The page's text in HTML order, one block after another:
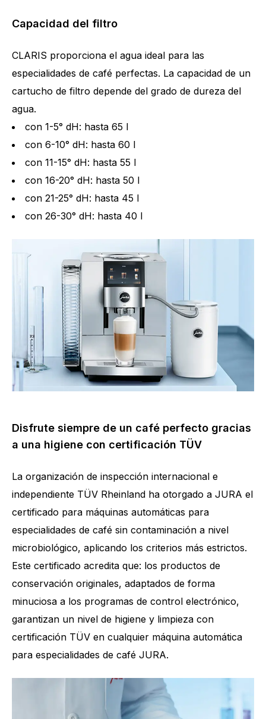
Capacidad del filtro
CLARIS proporciona el agua ideal para las
especialidades de café perfectas. La capacidad de un
cartucho de filtro depende del grado de dureza del
agua.
con 1-5° dH: hasta 65 l
con 6-10° dH: hasta 60 l
con 11-15° dH: hasta 55 l
con 16-20° dH: hasta 50 l
con 21-25° dH: hasta 45 l
con 26-30° dH: hasta 40 l
Disfrute siempre de un café perfecto gracias
a una higiene con certificación TÜV
La organización de inspección internacional e
independiente TÜV Rheinland ha otorgado a JURA el
certificado para máquinas automáticas para
especialidades de café sin contaminación a nivel
microbiológico, aplicando los criterios más estrictos.
Este certificado acredita que: los productos de
conservación originales, adaptados de forma
minuciosa a los programas de control electrónico,
garantizan un nivel de higiene y limpieza con
certificación TÜV en cualquier máquina automática
para especialidades de café JURA.